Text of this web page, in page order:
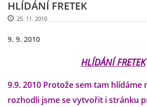
FRETKY V ÚTULKU
V PÉČI
HLÍDÁNÍ FRETEK
25. 11. 2010
9. 9. 2010
HLÍDÁNÍ FRETEK
9.9. 2010 Protože sem tam
rozhodli jsme se vytvořit i stránku